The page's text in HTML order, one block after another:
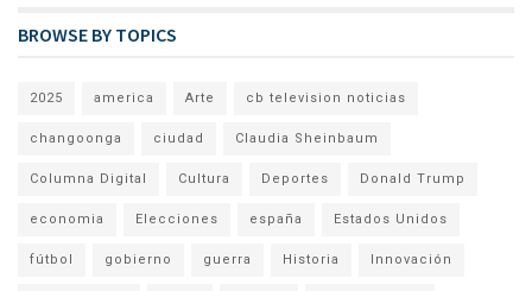
BROWSE BY TOPICS
2025 america Arte cb television noticias
changoonga ciudad Claudia Sheinbaum
Columna Digital Cultura Deportes Donald Trump
economia Elecciones españa Estados Unidos
fútbol gobierno guerra Historia Innovación